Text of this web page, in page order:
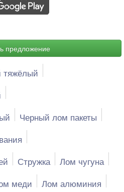
предложение
тяжёлый
Черный лом пакеты
Стружка
Лом чугуна
меди Лом алюминия